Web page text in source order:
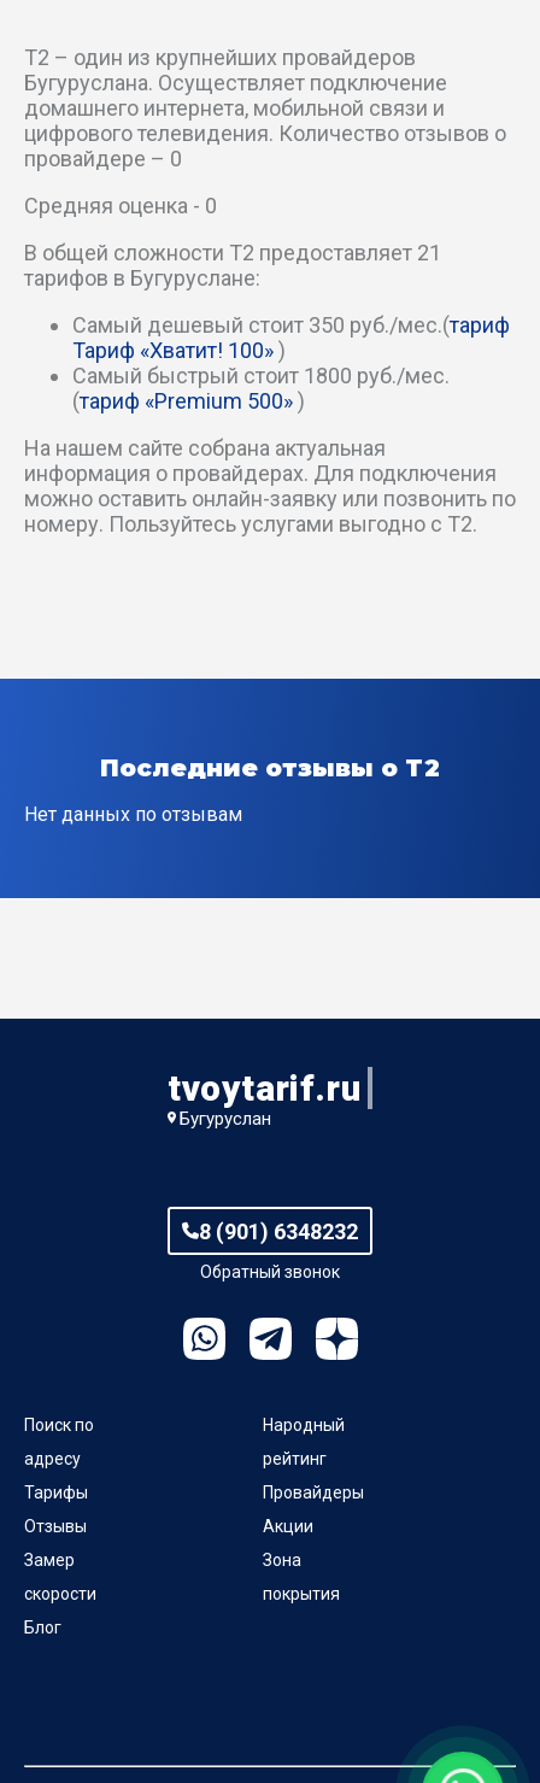
Косогорный пер
Куйбышевский пер
Линейный пер
Механизаторов пер
Мирный пер
Новый пер
Овражный пер
Октябрьский пер
Пилюгинское шоссе
Похвистневское шоссе
Пролетарский пер
Северный пер
Советский пер
Совхозный пер
T2 – один из крупнейших провайдеров
Бугуруслана. Осуществляет подключение
домашнего интернета, мобильной связи и
цифрового телевидения. Количество отзывов о
провайдере – 0
Средняя оценка - 0
В общей сложности T2 предоставляет 21
тарифов в Бугуруслане:
Самый дешевый стоит 350 руб./мес.(тариф
Тариф «Хватит! 100»)
Самый быстрый стоит 1800 руб./мес.
(тариф «Premium 500»)
На нашем сайте собрана актуальная
информация о провайдерах. Для подключения
можно оставить онлайн-заявку или позвонить по
номеру. Пользуйтесь услугами выгодно с T2.
Последние отзывы о T2
Нет данных по отзывам
tvoytarif.ru
Бугуруслан
8 (901) 6348232
Обратный звонок
Поиск по
адресу
Тарифы
Отзывы
Замер
скорости
Блог
Народный
рейтинг
Провайдеры
Акции
Зона
покрытия